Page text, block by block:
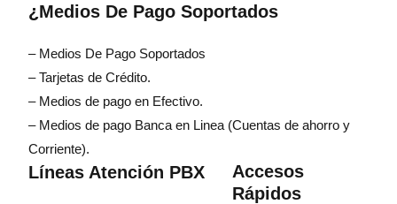
¿Medios De Pago Soportados
– Medios De Pago Soportados
– Tarjetas de Crédito.
– Medios de pago en Efectivo.
– Medios de pago Banca en Linea (Cuentas de ahorro y
Corriente).
Líneas Atención PBX
Accesos
Rápidos